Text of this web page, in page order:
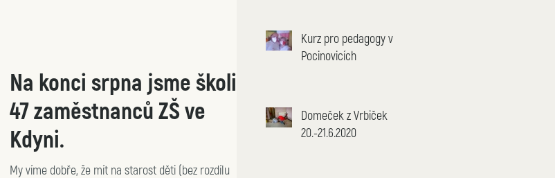
Na konci srpna jsme školili
47 zaměstnanců ZŠ ve
Kdyni.
My víme dobře, že mít na starost děti (bez rozdílu
Kurz pro pedagogy v
Pocinovicích
Domeček z Vrbiček
20.-21.6.2020